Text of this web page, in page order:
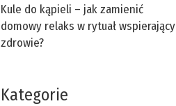
Kule do kąpieli – jak zamienić
domowy relaks w rytuał wspierający
zdrowie?
Kategorie